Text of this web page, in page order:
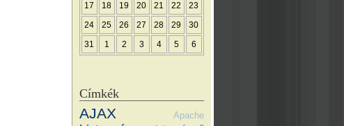
17 18 19 20 21 22 23
24 25 26 27 28 29 30
31 1 2 3 4 5 6
Címkék
AJAX Apache